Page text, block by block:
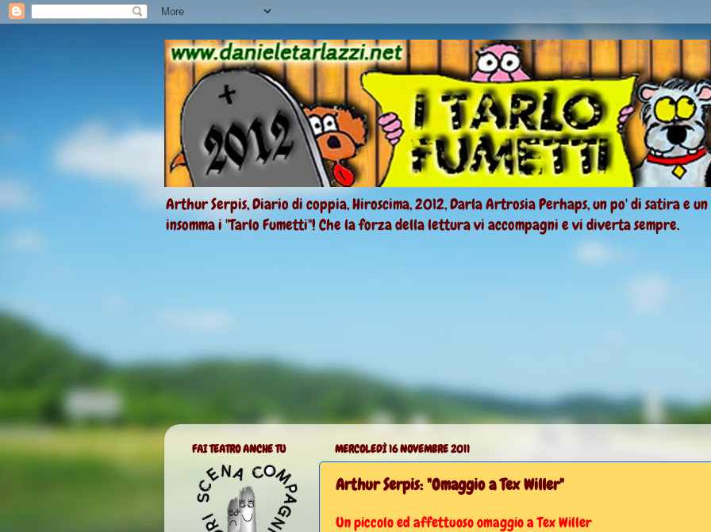
Arthur Serpis, Diario di coppia, Hiroscima, 2012, Darla Artrosia Perhaps, un po' di satira e
insomma i "Tarlo Fumetti"! Che la forza della lettura vi accompagni e vi diverta sempre.
MERCOLEDÌ 16 NOVEMBRE 2011
Arthur Serpis: "Omaggio a Tex Willer"
Un piccolo ed affettuoso omaggio a Tex Willer
FAI TEATRO ANCHE TU